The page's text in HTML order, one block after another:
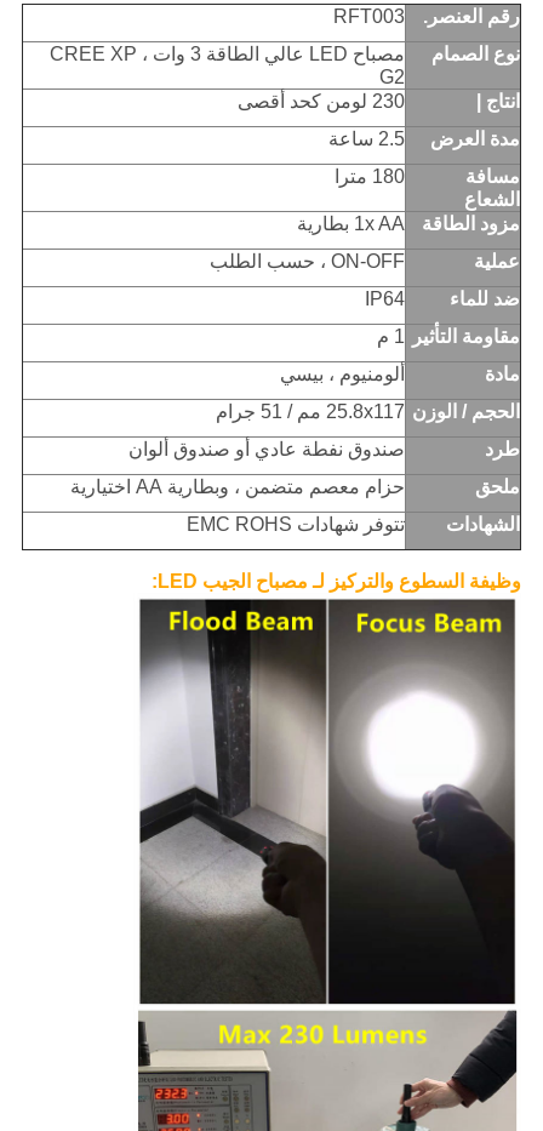
رقم العنصر.
RFT003
نوع الصمام
مصباح LED عالي الطاقة 3 وات ، CREE XP
G2
انتاج |
230 لومن كحد أقصى
مدة العرض
2.5 ساعة
مسافة
الشعاع
180 مترا
مزود الطاقة
1x AA بطارية
عملية
ON-OFF ، حسب الطلب
ضد للماء
IP64
مقاومة التأثير
1 م
مادة
ألومنيوم ، بيسي
الحجم / الوزن 25.8x117 مم / 51 جرام
طرد
صندوق نفطة عادي أو صندوق ألوان
ملحق
حزام معصم متضمن ، وبطارية AA اختيارية
الشهادات
تتوفر شهادات EMC ROHS
وظيفة السطوع والتركيز لـ مصباح الجيب LED :